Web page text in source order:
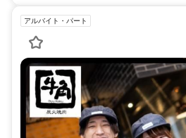
アルバイト・パート